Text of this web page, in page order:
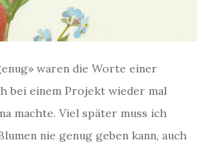
waren die Worte einer
bei einem Projekt wieder mal
machte. Viel später muss ich
nie genug geben kann, auch